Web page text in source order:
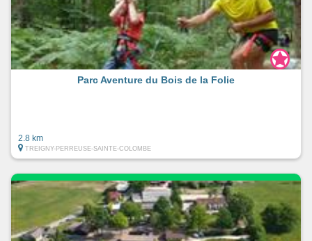
Parc Aventure du Bois de la Folie
2.8 km
TREIGNY-PERREUSE-SAINTE-COLOMBE